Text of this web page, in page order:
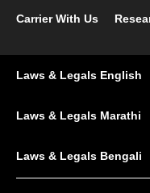
Carrier With Us
Laws & Legals English
Laws & Legals Marathi
Laws & Legals Bengali